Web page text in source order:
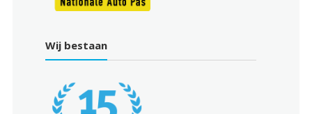
Wij bestaan